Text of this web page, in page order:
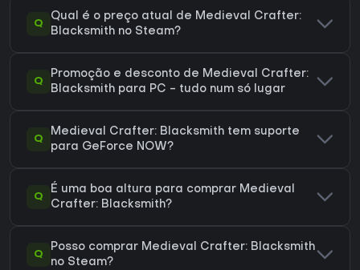
Q
Qual é o preço atual de Medieval Crafter:
Blacksmith no Steam?
Q
Promoção e desconto de Medieval Crafter:
Blacksmith para PC - tudo num só lugar
Q
Medieval Crafter: Blacksmith tem suporte
para GeForce NOW?
Q
É uma boa altura para comprar Medieval
Crafter: Blacksmith?
Q
Posso comprar Medieval Crafter: Blacksmith
no Steam?